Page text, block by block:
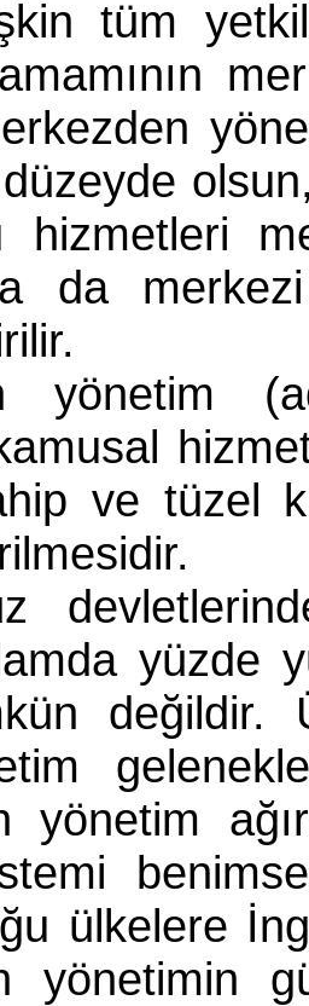
tüm
hizmetleri
da
yönetim
ve tüzel
yüzde
değildir.
yönetim
ülkelere
yönetimin